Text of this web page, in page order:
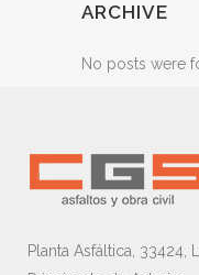
ARCHIVE
No posts were
Planta Asfáltica, 33424,